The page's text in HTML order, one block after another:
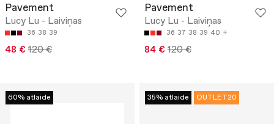
Pavement
Lucy Lu - Laiviņas
36 38 39
48 € 120 €
Pavement
Lucy Lu - Laiviņas
36 37 38 39 40
84 € 120 €
60% atlaide 35% atlaide OUTLET20